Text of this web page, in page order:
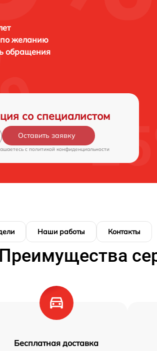
желанию
обращения
со специалистом
Оставить заявку
c политикой конфиденциальности
Наши работы Контакты
Преимущества
Бесплатная доставка